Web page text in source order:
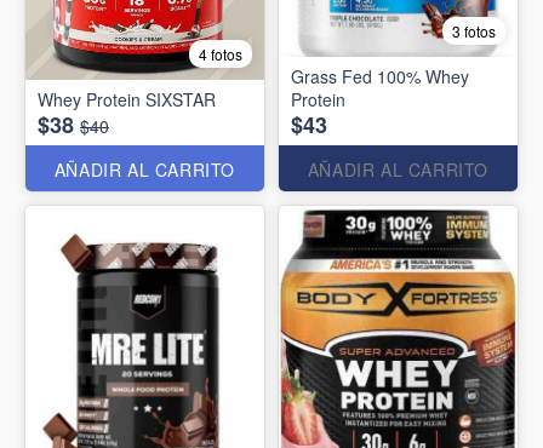
4 fotos
Whey Protein SIXSTAR
$38 $40
AÑADIR AL CARRITO
3 fotos
Grass Fed 100% Whey
Protein
$43
AÑADIR AL CARRITO